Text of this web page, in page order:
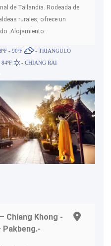
de Tailandia. Rodeada de
rurales, ofrece un
Alojamiento.
- 90ºF
- TRIANGULO
84ºF
- CHIANG RAI
Chiang Khong -
Pakbeng.-